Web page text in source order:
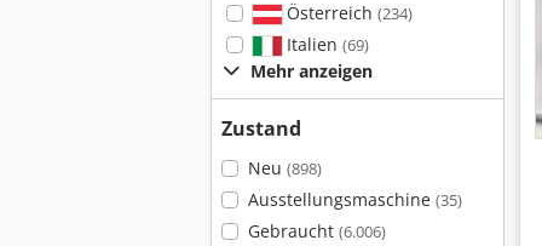
Österreich (234)
Italien (69)
Mehr anzeigen
Zustand
Neu (898)
Ausstellungsmaschine (35)
Gebraucht (6.006)